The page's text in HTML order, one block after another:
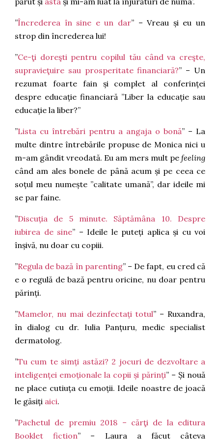
”Încrederea în sine e un dar” – Vreau și eu un
strop din încrederea lui!
”Ce-ţi doreşti pentru copilul tău când va creşte,
supravieţuire sau prosperitate financiară?” – Un
rezumat foarte fain și complet al conferinței
despre educație financiară ”Liber la educație sau
educație la liber?”
”Lista cu întrebări pentru a angaja o bonă” – La
multe dintre întrebările propuse de Monica nici u
m-am gândit vreodată. Eu am mers mult pe feeling
când am ales bonele de până acum și pe ceea ce
soțul meu numește ”calitate umană”, dar ideile mi
se par faine.
”Discuția de 5 minute. Săptămâna 10. Despre
iubirea de sine” – Ideile le puteți aplica și cu voi
înșivă, nu doar cu copiii.
”Regula de bază în parenting” – De fapt, eu cred că
e o regulă de bază pentru oricine, nu doar pentru
părinți.
”Mamelor, nu mai dezinfectați totul” – Ruxandra,
în dialog cu dr. Iulia Panțuru, medic specialist
dermatolog.
”Tu cum te simți astăzi? 2 jocuri de dezvoltare a
inteligenței emoționale la copii și părinți” – Și nouă
ne place cutiuța cu emoții. Ideile noastre de joacă
le găsiți aici.
”Pachetul de premiu 2018 – cărţi de la editura
Booklet fiction” – Laura a făcut câteva